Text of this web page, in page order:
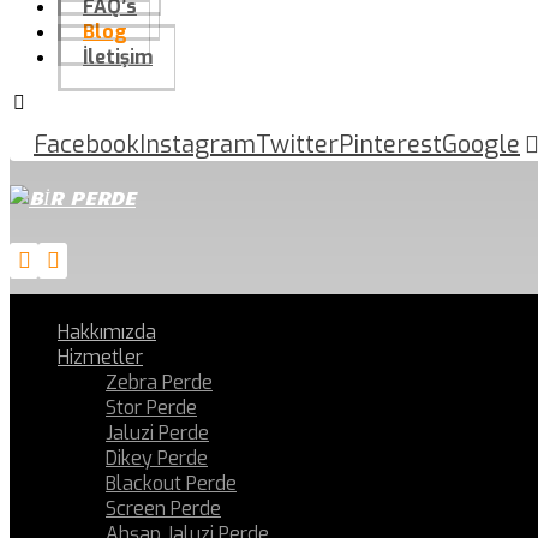
FAQ’s
Blog
İletişim
FacebookInstagramTwitterPinterestGoogle
Hakkımızda
Hizmetler
Zebra Perde
Stor Perde
Jaluzi Perde
Dikey Perde
Blackout Perde
Screen Perde